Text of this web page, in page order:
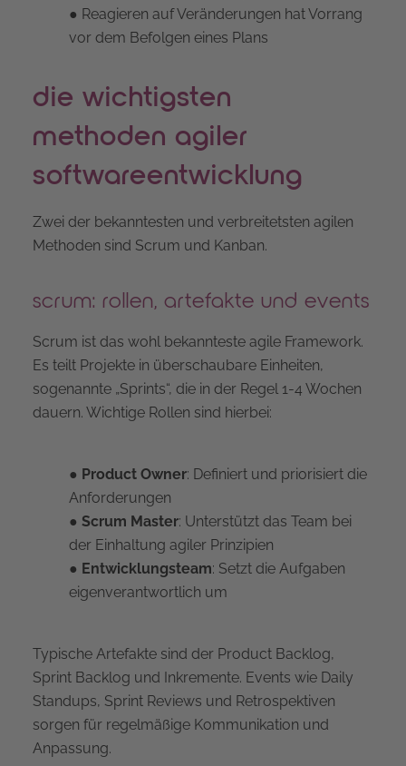
● Reagieren auf Veränderungen hat Vorrang
vor dem Befolgen eines Plans
die wichtigsten
methoden agiler
softwareentwicklung
Zwei der bekanntesten und verbreitetsten agilen
Methoden sind Scrum und Kanban.
scrum: rollen, artefakte und events
Scrum ist das wohl bekannteste agile Framework.
Es teilt Projekte in überschaubare Einheiten,
sogenannte „Sprints“, die in der Regel 1-4 Wochen
dauern. Wichtige Rollen sind hierbei:
● Product Owner: Definiert und priorisiert die
Anforderungen
● Scrum Master: Unterstützt das Team bei
der Einhaltung agiler Prinzipien
● Entwicklungsteam: Setzt die Aufgaben
eigenverantwortlich um
Typische Artefakte sind der Product Backlog,
Sprint Backlog und Inkremente. Events wie Daily
Standups, Sprint Reviews und Retrospektiven
sorgen für regelmäßige Kommunikation und
Anpassung.